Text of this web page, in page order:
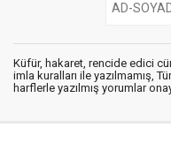
Küfür, hakaret, rencide edici
imla kuralları ile yazılmamış,
harflerle yazılmış yorumlar